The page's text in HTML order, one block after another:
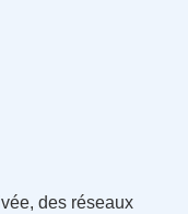
des réseaux